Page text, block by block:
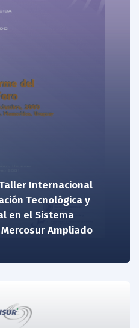
Internacional
Tecnológica y
en el Sistema
Ampliado